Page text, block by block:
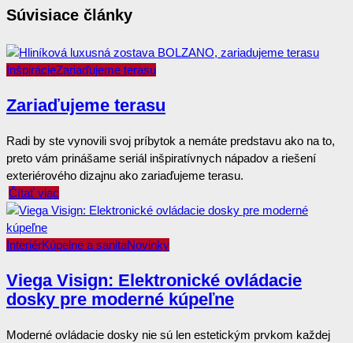
Súvisiace články
InšpirácieZariaďujeme terasu
Zariaďujeme terasu
Radi by ste vynovili svoj príbytok a nemáte predstavu ako na to,
preto vám prinášame seriál inšpiratívnych nápadov a riešení
exteriérového dizajnu ako zariaďujeme terasu.
Čítať viac
InteriérKúpelne a sanitaNovinky
Viega Visign: Elektronické ovládacie
dosky pre moderné kúpeľne
Moderné ovládacie dosky nie sú len estetickým prvkom každej